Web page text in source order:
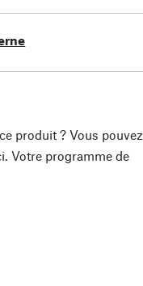
produit ? Vous pouvez
Votre programme de